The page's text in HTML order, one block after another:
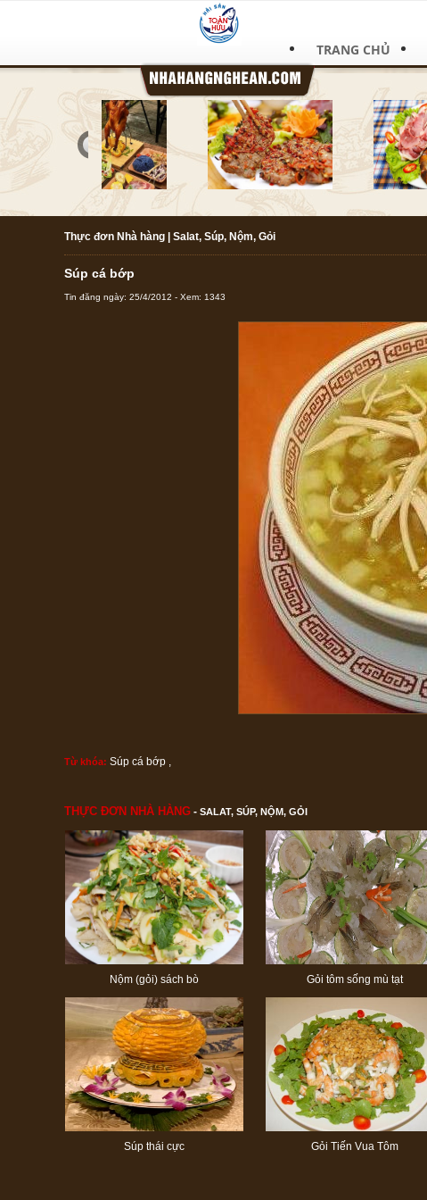
TRANG CHỦ
Thực đơn Nhà hàng Salat, Súp, Nộm, Gỏi
Súp cá bớp
Tin đăng ngày: 25/4/2012 - Xem: 1343
Từ khóa: Súp cá bớp ,
THỰC ĐƠN NHÀ HÀNG - SALAT, SÚP, NỘM, GỎI
Nộm (gỏi) sách bò Gỏi tôm sống mù tạt
Súp thái cực Gỏi Tiến Vua Tôm